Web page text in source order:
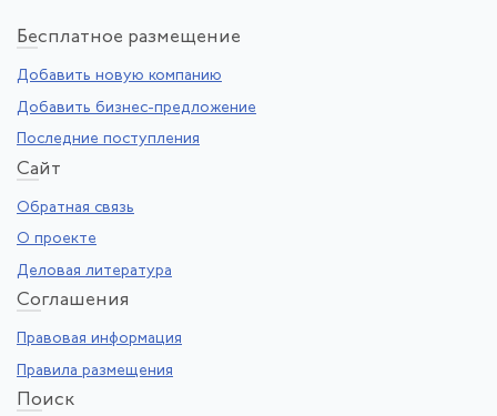
Бесплатное размещение
Добавить новую компанию
Добавить бизнес-предложение
Последние поступления
Сайт
Обратная связь
О проекте
Деловая литература
Соглашения
Правовая информация
Правила размещения
Поиск